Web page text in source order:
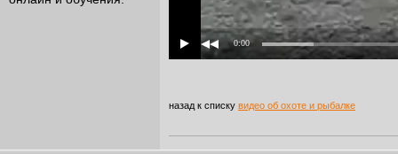
0:00
назад к списку видео об охоте и рыбалке